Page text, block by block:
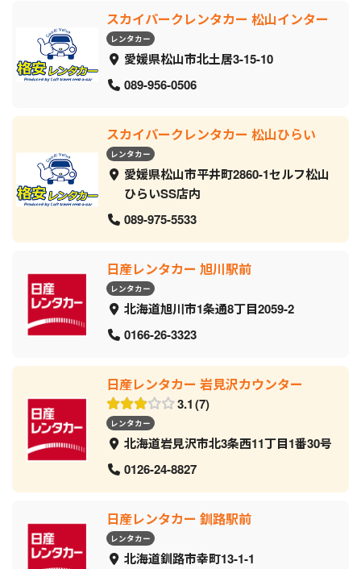
スカイパークレンタカー 松山インター
レンタカー
愛媛県松山市北土居3-15-10
089-956-0506
スカイパークレンタカー 松山ひらい
レンタカー
愛媛県松山市平井町2860-1セルフ松山
ひらいSS店内
089-975-5533
日産レンタカー 旭川駅前
レンタカー
北海道旭川市1条通8丁目2059‐2
0166-26-3323
日産レンタカー 岩見沢カウンター
3.1 7
レンタカー
北海道岩見沢市北3条西11丁目1番30号
0126-24-8827
日産レンタカー 釧路駅前
レンタカー
北海道釧路市幸町13-1-1